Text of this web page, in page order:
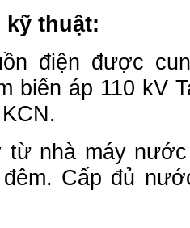
kỹ thuật:
điện được
biến áp 110 kV
nhà máy
đêm. Cấp đủ